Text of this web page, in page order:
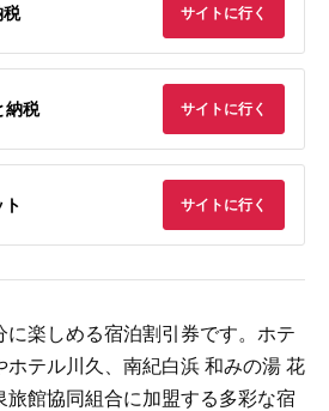
税 サイトに行く
納税 サイトに行く
サイトに行く
に楽しめる宿泊割引券です。ホテ
ホテル川久、南紀白浜 和みの湯 花
旅館協同組合に加盟する多彩な宿